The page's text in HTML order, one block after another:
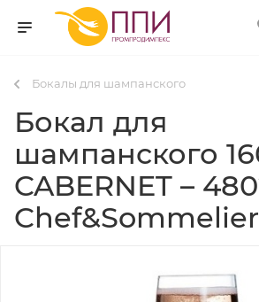
Бокалы для шампанского
Бокал для
шампанского
CABERNET –
Chef&Sommelier